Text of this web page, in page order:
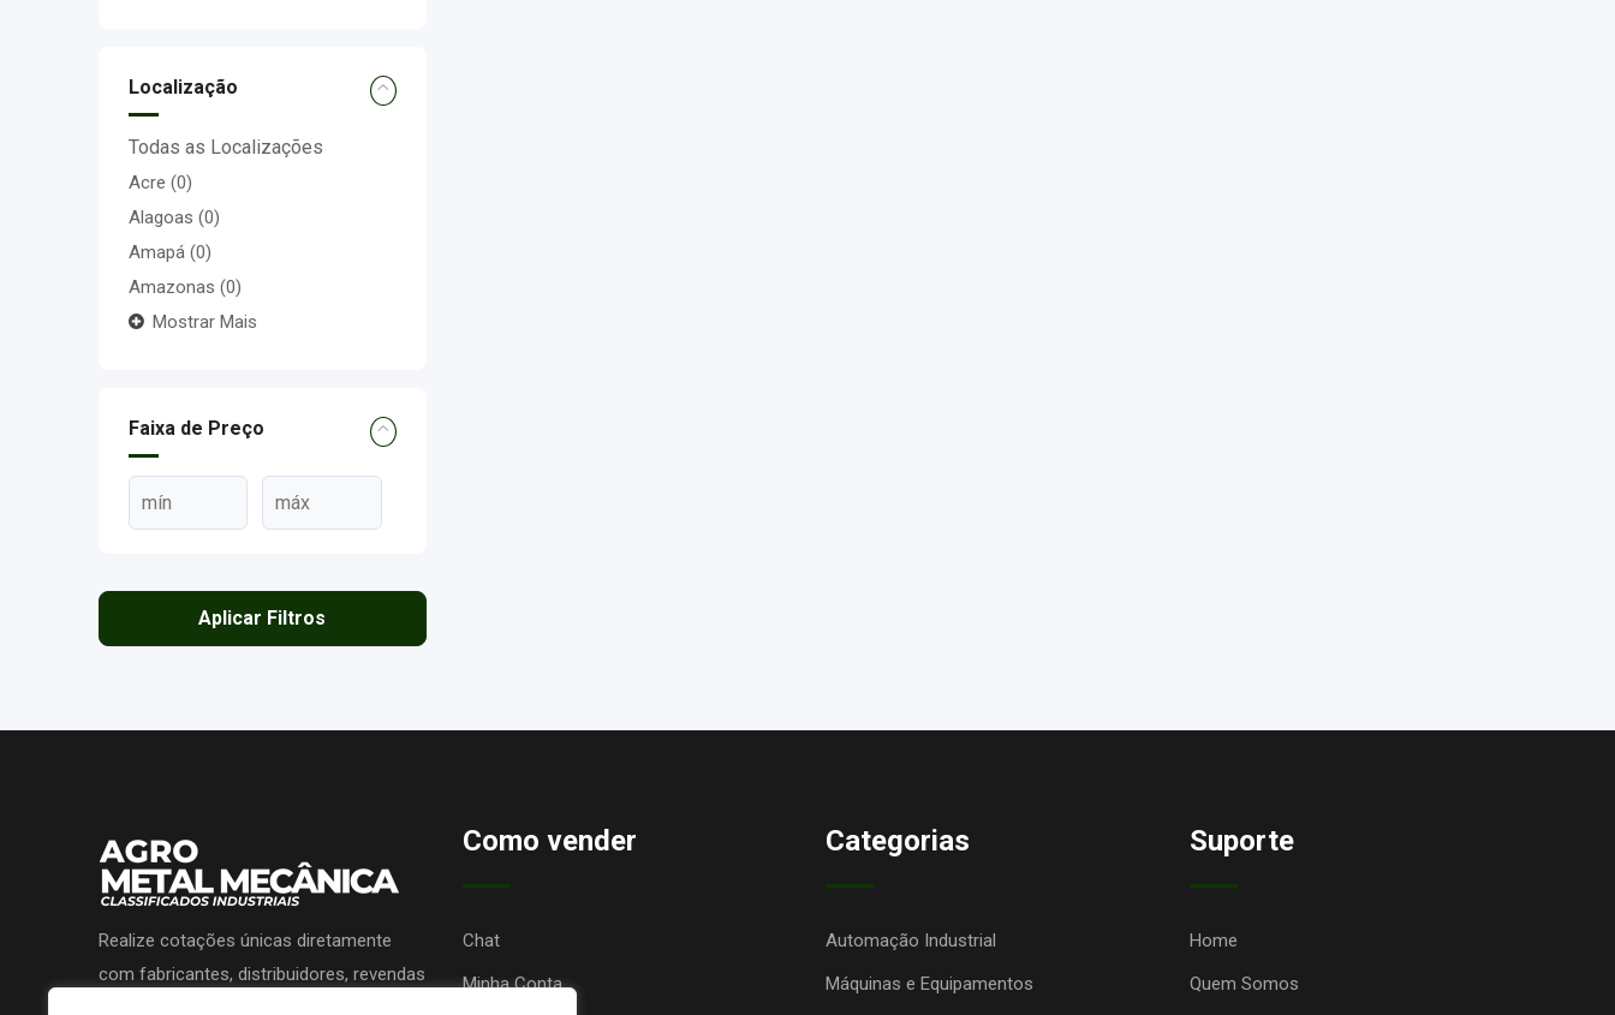
Localização
Todas as Localizações
Acre (0)
Alagoas (0)
Amapá (0)
Amazonas (0)
Mostrar Mais
Faixa de Preço
Aplicar Filtros
Realize cotações únicas diretamente
com fabricantes, distribuidores, revendas
Como vender
Chat
Minha Conta
Categorias
Automação Industrial
Máquinas e Equipamentos
Suporte
Home
Quem Somos